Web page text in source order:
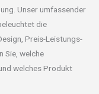
Unser umfassender
die
Preis-Leistungs-
Sie, welche
welches Produkt